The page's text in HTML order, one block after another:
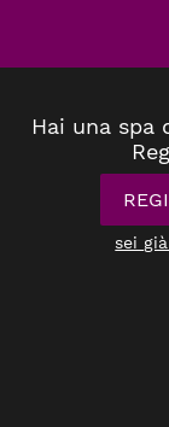
Hai una spa
sei